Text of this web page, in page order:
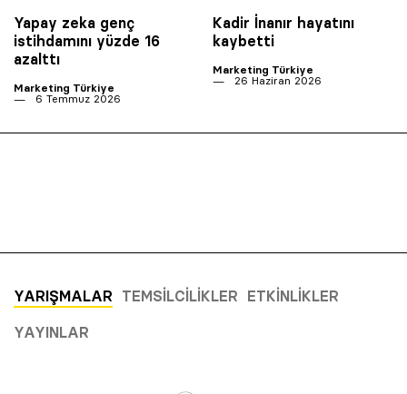
Yapay zeka genç
istihdamını yüzde 16
azalttı
Marketing Türkiye
6 Temmuz 2026
Kadir İnanır hayatını
kaybetti
Marketing Türkiye
26 Haziran 2026
YARIŞMALAR TEMSILCILIKLER ETKINLIKLER
YAYINLAR